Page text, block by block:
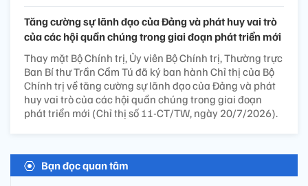
Tăng cường sự lãnh đạo của Đảng và phát huy vai trò
của các hội quần chúng trong giai đoạn phát triển mới
Thay mặt Bộ Chính trị, Ủy viên Bộ Chính trị, Thường trực
Ban Bí thư Trần Cẩm Tú đã ký ban hành Chỉ thị của Bộ
Chính trị về tăng cường sự lãnh đạo của Đảng và phát
huy vai trò của các hội quần chúng trong giai đoạn
phát triển mới (Chỉ thị số 11-CT/TW, ngày 20/7/2026).
Bạn đọc quan tâm